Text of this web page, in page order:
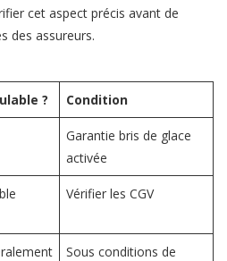
cet aspect précis avant de
des assureurs.
? Condition
Garantie bris de glace
activée
Vérifier les CGV
Sous conditions de